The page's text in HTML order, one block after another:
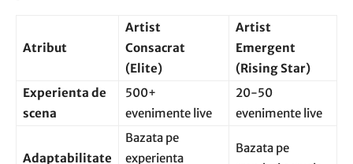
Atribut
Artist
Consacrat
(Elite)
Artist
Emergent
(Rising Star)
Experienta de
scena
500+
evenimente live
20-50
evenimente live
Adaptabilitate
Bazata pe
experienta
Bazata pe